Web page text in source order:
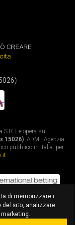
CREARE
e opera sul
15026). ADM - Agenzia
pubblico in Italia: per
di memorizzare i
del sito, analizzare